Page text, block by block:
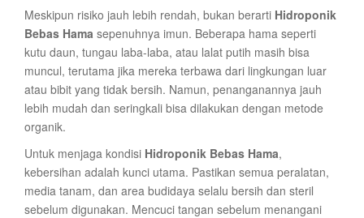
Meskipun risiko jauh lebih rendah, bukan berarti Hidroponik
Bebas Hama sepenuhnya imun. Beberapa hama seperti
kutu daun, tungau laba-laba, atau lalat putih masih bisa
muncul, terutama jika mereka terbawa dari lingkungan luar
atau bibit yang tidak bersih. Namun, penanganannya jauh
lebih mudah dan seringkali bisa dilakukan dengan metode
organik.
Untuk menjaga kondisi Hidroponik Bebas Hama,
kebersihan adalah kunci utama. Pastikan semua peralatan,
media tanam, dan area budidaya selalu bersih dan steril
sebelum digunakan. Mencuci tangan sebelum menangani